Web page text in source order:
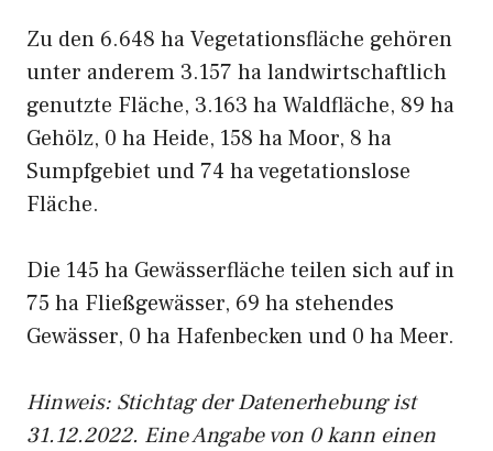
Zu den 6.648 ha Vegetationsfläche gehören
unter anderem 3.157 ha landwirtschaftlich
genutzte Fläche, 3.163 ha Waldfläche, 89 ha
Gehölz, 0 ha Heide, 158 ha Moor, 8 ha
Sumpfgebiet und 74 ha vegetationslose
Fläche.
Die 145 ha Gewässerfläche teilen sich auf in
75 ha Fließgewässer, 69 ha stehendes
Gewässer, 0 ha Hafenbecken und 0 ha Meer.
Hinweis: Stichtag der Datenerhebung ist
31.12.2022. Eine Angabe von 0 kann einen